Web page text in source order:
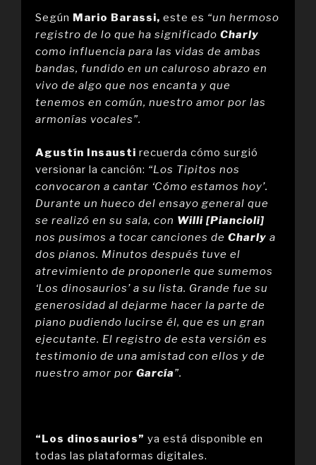
Según Mario Barassi, este es “un hermoso
registro de lo que ha significado Charly
como influencia para las vidas de ambas
bandas, fundido en un caluroso abrazo en
vivo de algo que nos encanta y que
tenemos en común, nuestro amor por las
armonías vocales”.
Agustín Insausti recuerda cómo surgió
versionar la canción: “Los Tipitos nos
convocaron a cantar ‘Cómo estamos hoy’.
Durante un hueco del ensayo general que
se realizó en su sala, con Willi [Piancioli]
nos pusimos a tocar canciones de Charly a
dos pianos. Minutos después tuve el
atrevimiento de proponerle que sumemos
‘Los dinosaurios’ a su lista. Grande fue su
generosidad al dejarme hacer la parte de
piano pudiendo lucirse él, que es un gran
ejecutante. El registro de esta versión es
testimonio de una amistad con ellos y de
nuestro amor por García”.
“Los dinosaurios” ya está disponible en
todas las plataformas digitales.